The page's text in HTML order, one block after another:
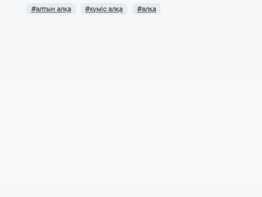
#алтын алқа
#күміс алқа #алқа